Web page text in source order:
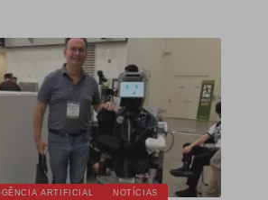
ARTIFICIAL NOTÍCIAS